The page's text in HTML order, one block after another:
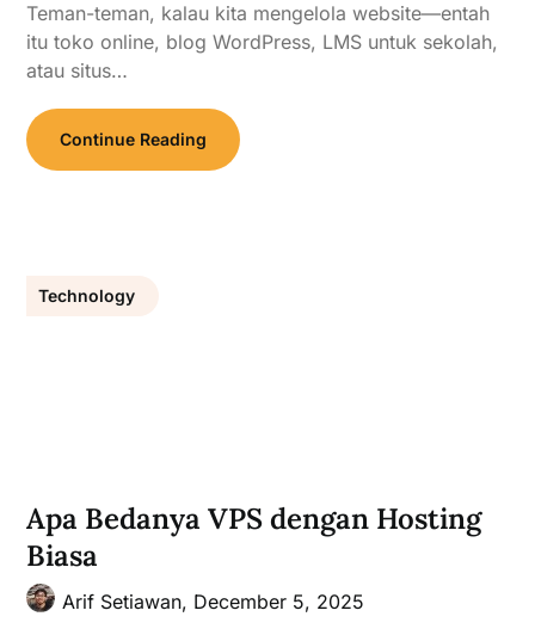
Teman-teman, kalau kita mengelola website—entah
itu toko online, blog WordPress, LMS untuk sekolah,
atau situs…
Continue Reading
Technology
Apa Bedanya VPS dengan Hosting
Biasa
Arif Setiawan, December 5, 2025